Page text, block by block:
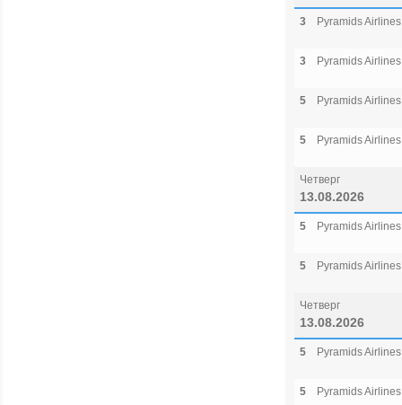
3 Pyramids Airlines
3 Pyramids Airlines
5 Pyramids Airlines
5 Pyramids Airlines
Четверг
13.08.2026
5 Pyramids Airlines
5 Pyramids Airlines
Четверг
13.08.2026
5 Pyramids Airlines
5 Pyramids Airlines